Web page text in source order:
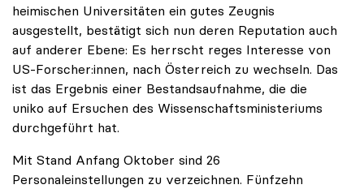
heimischen Universitäten ein gutes Zeugnis
ausgestellt, bestätigt sich nun deren Reputation auch
auf anderer Ebene: Es herrscht reges Interesse von
US-Forscher:innen, nach Österreich zu wechseln. Das
ist das Ergebnis einer Bestandsaufnahme, die die
uniko auf Ersuchen des Wissenschaftsministeriums
durchgeführt hat.
Mit Stand Anfang Oktober sind 26
Personaleinstellungen zu verzeichnen. Fünfzehn